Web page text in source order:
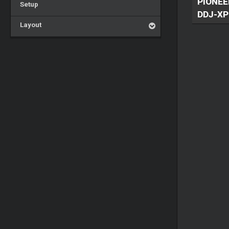
Setup
Layout
DDJ-